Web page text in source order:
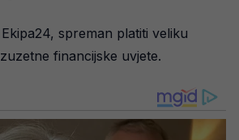
spreman platiti veliku
financijske uvjete.